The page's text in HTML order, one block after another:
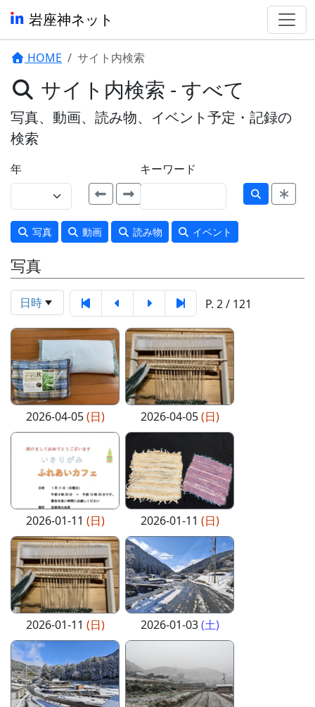
岩座神ネット
HOME サイト内検索
サイト内検索 - すべて
写真、動画、読み物、イベント予定・記録の
検索
年 キーワード
写真 動画 読み物 イベント
写真
日時 P. 2 / 121
2026-04-05(日) 2026-04-05(日)
2026-01-11 (日) 2026-01-11 (日)
2026-01-11 (日) 2026-01-03(土)